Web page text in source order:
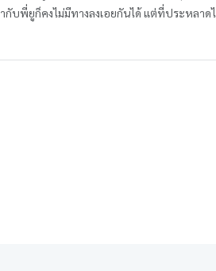
กับพี่ยูก็คงไม่มีทางลงเอยกันได้ แต่ที่ประหลา